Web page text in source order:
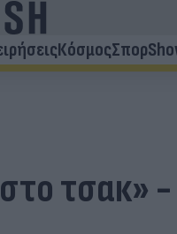
ΚόσμοςΣπορ
τσακ»